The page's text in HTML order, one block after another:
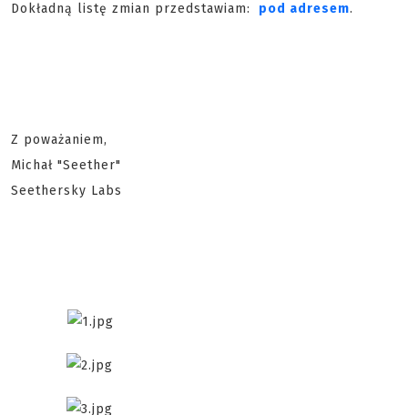
Dokładną listę zmian przedstawiam:
pod adresem.
Z poważaniem,
Michał "Seether"
Seethersky Labs